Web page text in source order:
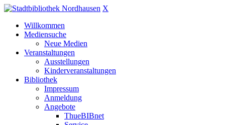
X
Willkommen
Mediensuche
Neue Medien
Veranstaltungen
Ausstellungen
Kinderveranstaltungen
Bibliothek
Impressum
Anmeldung
Angebote
ThueBIBnet